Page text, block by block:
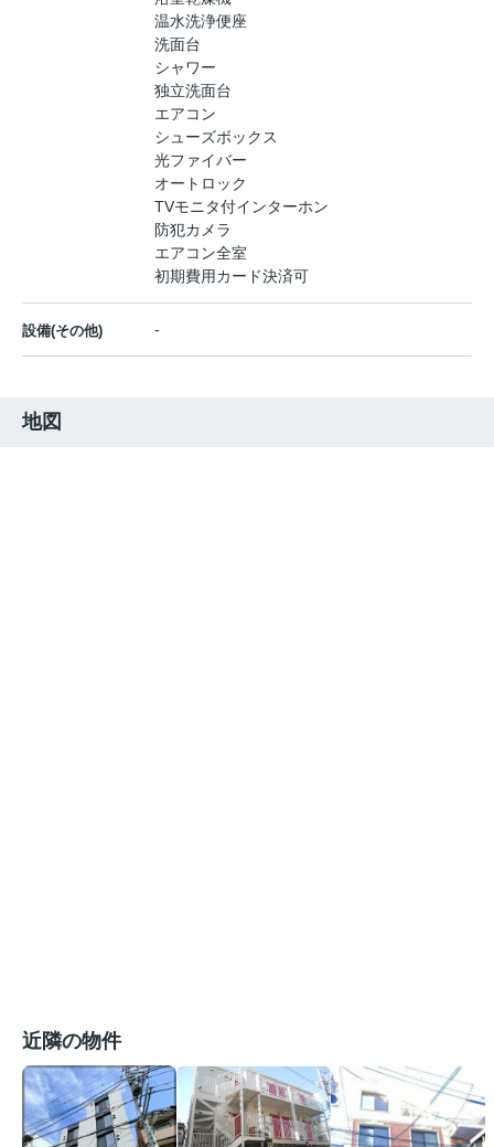
温水洗浄便座
洗面台
シャワー
独立洗面台
エアコン
シューズボックス
光ファイバー
オートロック
TVモニタ付インターホン
防犯カメラ
エアコン全室
初期費用カード決済可
設備(その他) -
地図
近隣の物件